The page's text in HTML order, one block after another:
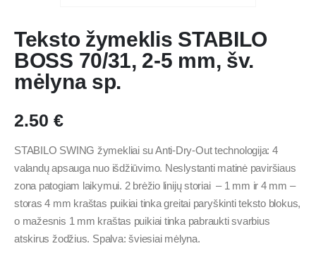
Teksto žymeklis STABILO
BOSS 70/31, 2-5 mm, šv.
mėlyna sp.
2.50 €
STABILO SWING žymekliai su Anti-Dry-Out technologija: 4
valandų apsauga nuo išdžiūvimo. Neslystanti matinė paviršiaus
zona patogiam laikymui. 2 brėžio linijų storiai – 1 mm ir 4 mm –
storas 4 mm kraštas puikiai tinka greitai paryškinti teksto blokus,
o mažesnis 1 mm kraštas puikiai tinka pabraukti svarbius
atskirus žodžius. Spalva: šviesiai mėlyna.